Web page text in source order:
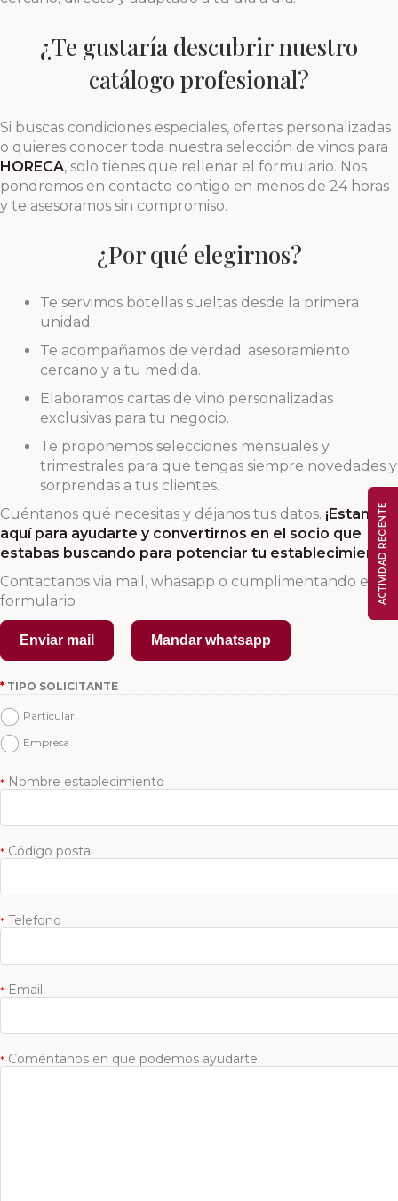
¿Te gustaría descubrir nuestro
catálogo profesional?
Si buscas condiciones especiales, ofertas personalizadas
o quieres conocer toda nuestra selección de vinos para
HORECA, solo tienes que rellenar el formulario. Nos
pondremos en contacto contigo en menos de 24 horas
y te asesoramos sin compromiso.
¿Por qué elegirnos?
Te servimos botellas sueltas desde la primera
unidad.
Te acompañamos de verdad: asesoramiento
cercano y a tu medida.
Elaboramos cartas de vino personalizadas
exclusivas para tu negocio.
Te proponemos selecciones mensuales y
trimestrales para que tengas siempre novedades y
sorprendas a tus clientes.
Cuéntanos qué necesitas y déjanos tus datos. ¡Estamos
aquí para ayudarte y convertirnos en el socio que
estabas buscando para potenciar tu establecimiento!
Contactanos via mail, whasapp o cumplimentando el
formulario
Enviar mail Mandar whatsapp
* TIPO SOLICITANTE
Particular
Empresa
* Nombre establecimiento
* Código postal
* Telefono
* Email
* Coméntanos en que podemos ayudarte
ACTIVIDAD RECIENTE